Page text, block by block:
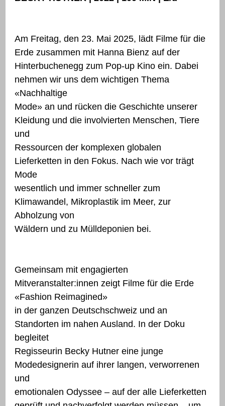
Am Freitag, den 23. Mai 2025, lädt Filme für die
Erde zusammen mit Hanna Bienz auf der
Hinterbuchenegg zum Pop-up Kino ein. Dabei
nehmen wir uns dem wichtigen Thema
«Nachhaltige
Mode» an und rücken die Geschichte unserer
Kleidung und die involvierten Menschen, Tiere
und
Ressourcen der komplexen globalen
Lieferketten in den Fokus. Nach wie vor trägt
Mode
wesentlich und immer schneller zum
Klimawandel, Mikroplastik im Meer, zur
Abholzung von
Wäldern und zu Mülldeponien bei.
Gemeinsam mit engagierten
Mitveranstalter:innen zeigt Filme für die Erde
«Fashion Reimagined»
in der ganzen Deutschschweiz und an
Standorten im nahen Ausland. In der Doku
begleitet
Regisseurin Becky Hutner eine junge
Modedesignerin auf ihrer langen, verworrenen
und
emotionalen Odyssee – auf der alle Lieferketten